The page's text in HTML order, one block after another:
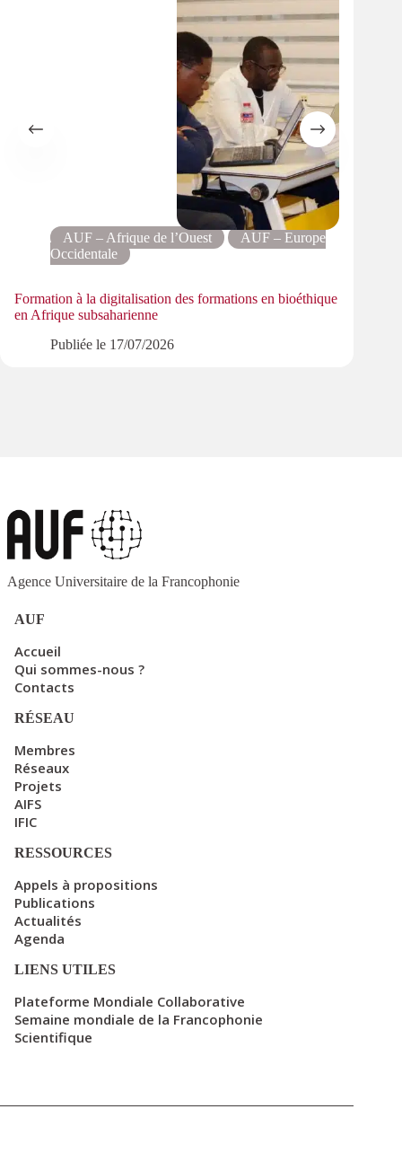
AUF – Afrique de l’Ouest
AUF – Europe
Occidentale
Formation à la digitalisation des formations en bioéthique
en Afrique subsaharienne
Publiée le 17/07/2026
Agence Universitaire de la Francophonie
AUF
Accueil
Qui sommes-nous ?
Contacts
RÉSEAU
Membres
Réseaux
Projets
AIFS
IFIC
RESSOURCES
Appels à propositions
Publications
Actualités
Agenda
LIENS UTILES
Plateforme Mondiale Collaborative
Semaine mondiale de la Francophonie
Scientifique